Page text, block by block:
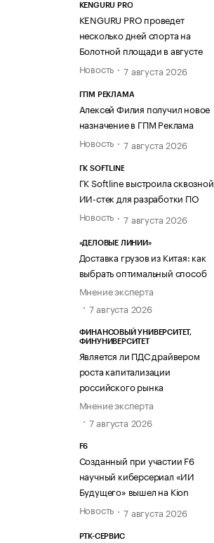
KENGURU PRO
KENGURU PRO проведет
несколько дней спорта на
Болотной площади в августе
Новость
7 августа 2026
ГПМ РЕКЛАМА
Алексей Филия получил новое
назначение в ГПМ Реклама
Новость
7 августа 2026
ГК SOFTLINE
ГК Softline выстроила сквозной
ИИ-стек для разработки ПО
Новость
7 августа 2026
«ДЕЛОВЫЕ ЛИНИИ»
Доставка грузов из Китая: как
выбрать оптимальный способ
Мнение эксперта
7 августа 2026
ФИНАНСОВЫЙ УНИВЕРСИТЕТ,
ФИНУНИВЕРСИТЕТ
Является ли ПДС драйвером
роста капитализации
российского рынка
Мнение эксперта
7 августа 2026
F6
Созданный при участии F6
научный киберсериал «ИИ
Будущего» вышел на Kion
Новость
7 августа 2026
РТК-СЕРВИС